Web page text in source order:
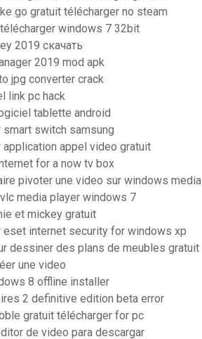
go gratuit télécharger no steam
windows 7 32bit
2019 скачать
2019 mod apk
jpg converter crack
link pc hack
tablette android
smart switch samsung
application appel video gratuit
for a now tv box
pivoter une video sur windows media
media player windows 7
et mickey gratuit
eset internet security for windows xp
dessiner des plans de meubles gratuit
une video
8 offline installer
2 definitive edition beta error
gratuit télécharger for pc
de video para descargar